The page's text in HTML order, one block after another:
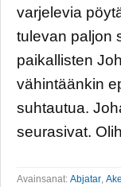
varjelevia
tulevan paljon
paikallisten
vähintäänkin
suhtautua.
seurasivat.
Avainsanat: Abjatar